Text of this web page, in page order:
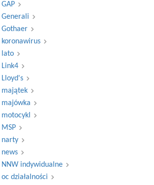
GAP
Generali
Gothaer
koronawirus
lato
Link4
Lloyd's
majątek
majówka
motocykl
MSP
narty
news
NNW indywidualne
oc działalności